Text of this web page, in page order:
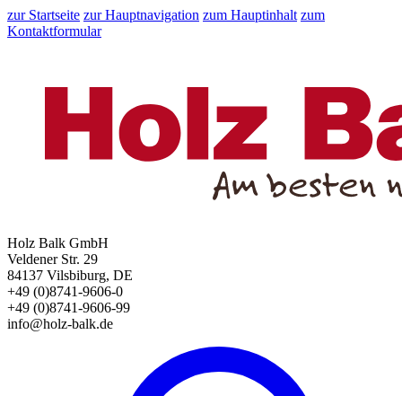
zur Startseite zur Hauptnavigation zum Hauptinhalt zum
Kontaktformular
Holz Balk GmbH
Veldener Str. 29
84137 Vilsbiburg, DE
+49 (0)8741-9606-0
+49 (0)8741-9606-99
info@holz-balk.de